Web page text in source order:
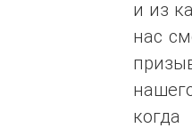
и из
нас